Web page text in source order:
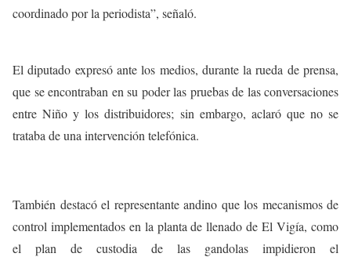
coordinado por la periodista”, señaló.
El diputado expresó ante los medios, durante la rueda de prensa,
que se encontraban en su poder las pruebas de las conversaciones
entre Niño y los distribuidores; sin embargo, aclaró que no se
trataba de una intervención telefónica.
También destacó el representante andino que los mecanismos de
control implementados en la planta de llenado de El Vigía, como
el plan de custodia de las gandolas impidieron el